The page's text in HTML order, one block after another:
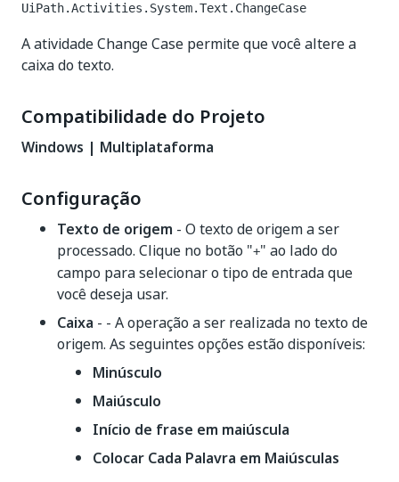
UiPath.Activities.System.Text.ChangeCase
A atividade Change Case permite que você altere a
caixa do texto.
Compatibilidade do Projeto
Windows | Multiplataforma
Configuração
Texto de origem - O texto de origem a ser
processado. Clique no botão "+" ao lado do
campo para selecionar o tipo de entrada que
você deseja usar.
Caixa - - A operação a ser realizada no texto de
origem. As seguintes opções estão disponíveis:
Minúsculo
Maiúsculo
Início de frase em maiúscula
Colocar Cada Palavra em Maiúsculas